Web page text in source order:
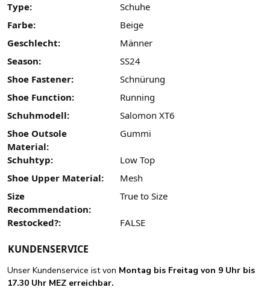
Type:
Schuhe
Farbe:
Beige
Geschlecht:
Männer
Season:
SS24
Shoe Fastener:
Schnürung
Shoe Function:
Running
Schuhmodell:
Salomon XT6
Shoe Outsole
Material:
Gummi
Schuhtyp:
Low Top
Shoe Upper Material:
Mesh
Size
Recommendation:
True to Size
Restocked?: FALSE
KUNDENSERVICE
Unser Kundenservice ist von Montag bis Freitag von 9 Uhr bis
17.30 Uhr MEZ erreichbar.